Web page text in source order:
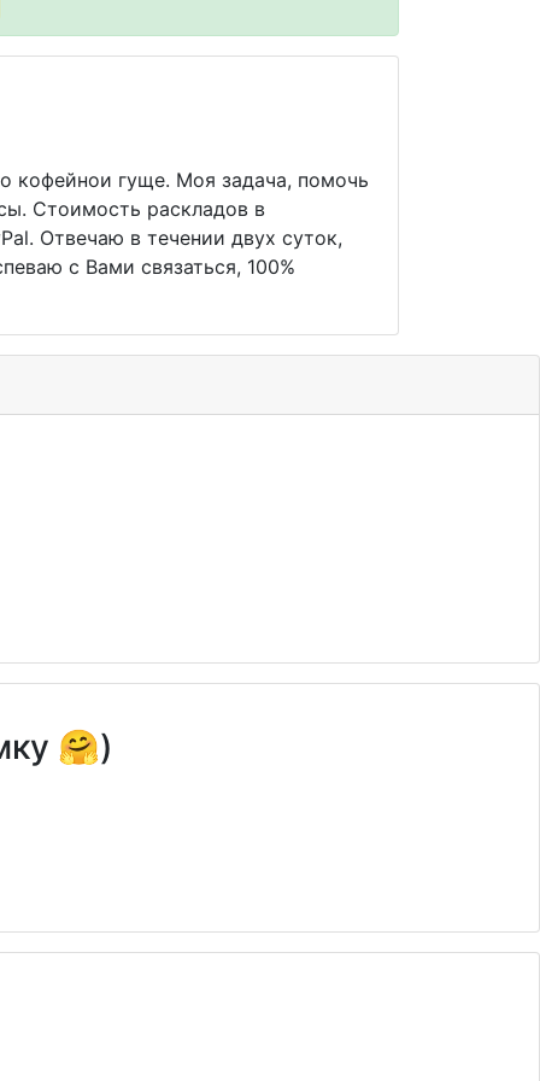
кофейнои гуще. Моя задача, помочь
Стоимость раскладов в
Отвечаю в течении двух суток,
с Вами связаться, 100%
🤗)